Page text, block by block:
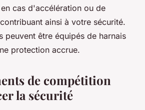
cas d'accélération ou de
ainsi à votre sécurité.
peuvent être équipés de harnais
protection accrue.
de compétition
la sécurité